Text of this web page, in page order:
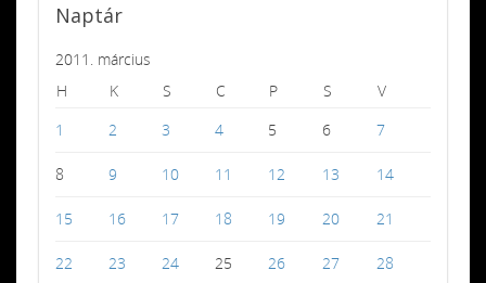
Naptár
2011. március
H
K S C P S
V
1
2 3 4 5 6 7
8 9 10 11 12 13 14
15 16 17 18 19 20 21
22 23 24 25 26 27 28